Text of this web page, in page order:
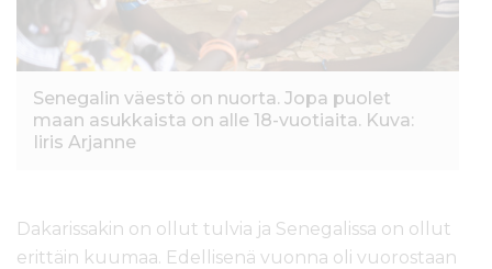
Senegalin väestö on nuorta. Jopa puolet
maan asukkaista on alle 18-vuotiaita. Kuva:
Iiris Arjanne
Dakarissakin on ollut tulvia ja Senegalissa on ollut
erittäin kuumaa. Edellisenä vuonna oli vuorostaan